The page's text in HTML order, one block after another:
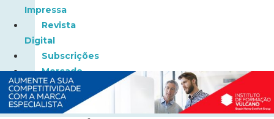
Impressa
Revista
Digital
Subscrições
Mercado